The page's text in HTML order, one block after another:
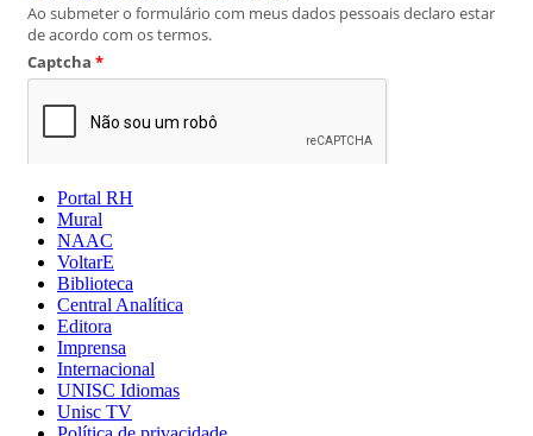
Portal RH
Mural
NAAC
VoltarE
Biblioteca
Central Analítica
Editora
Imprensa
Internacional
UNISC Idiomas
Unisc TV